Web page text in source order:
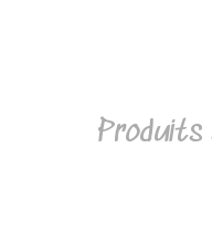
Produits